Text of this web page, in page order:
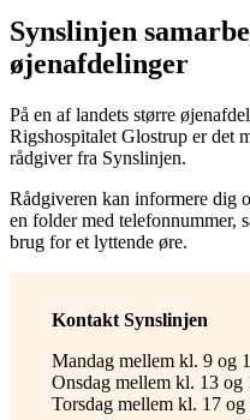
Synslinjen
øjenafdelinger
På en af landets større
Rigshospitalet Glostrup er det
rådgiver fra Synslinjen.
Rådgiveren kan informere dig
en folder med telefonnummer,
brug for et lyttende øre.
Kontakt Synslinjen
Mandag mellem kl. 9 og
Onsdag mellem kl. 13 og
Torsdag mellem kl. 17 og